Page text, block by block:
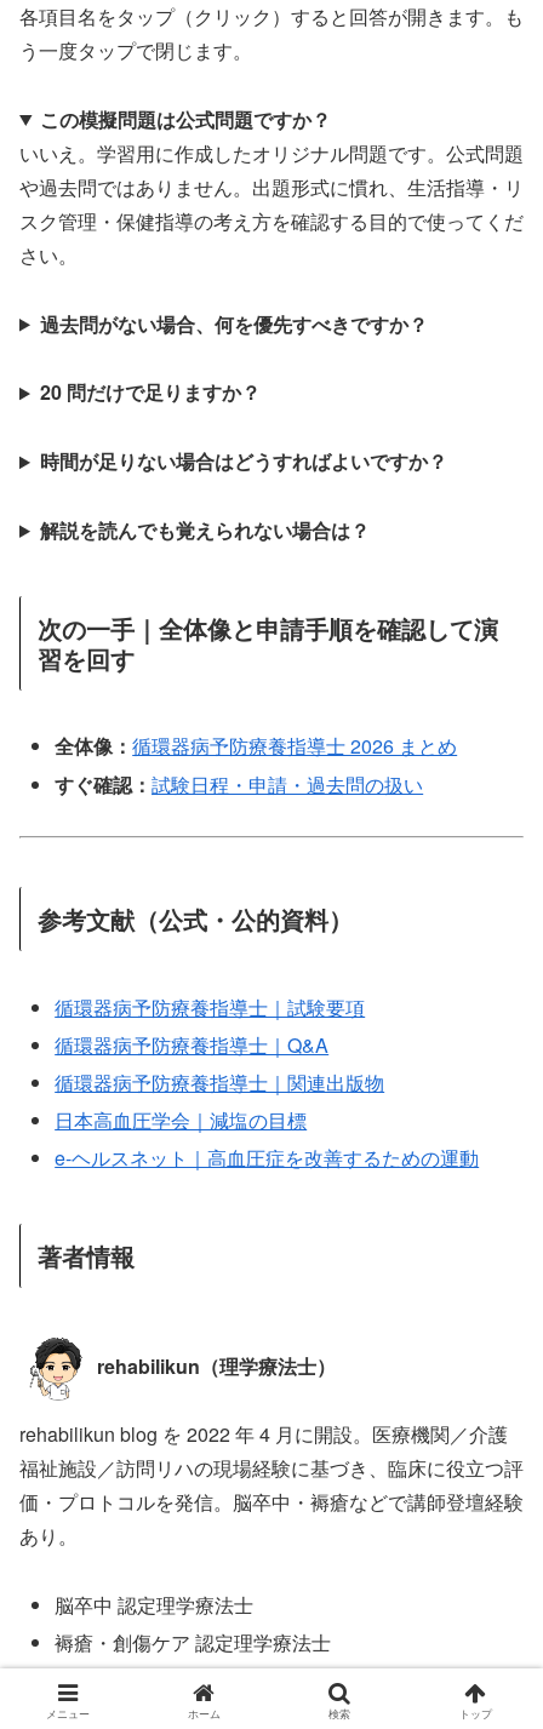
各項目名をタップ（クリック）すると回答が開きます。も
う一度タップで閉じます。
この模擬問題は公式問題ですか？
いいえ。学習用に作成したオリジナル問題です。公式問題
や過去問ではありません。出題形式に慣れ、生活指導・リ
スク管理・保健指導の考え方を確認する目的で使ってくだ
さい。
過去問がない場合、何を優先すべきですか？
20 問だけで足りますか？
時間が足りない場合はどうすればよいですか？
解説を読んでも覚えられない場合は？
次の一手｜全体像と申請手順を確認して演
習を回す
全体像：循環器病予防療養指導士 2026 まとめ
すぐ確認：試験日程・申請・過去問の扱い
参考文献（公式・公的資料）
循環器病予防療養指導士｜試験要項
循環器病予防療養指導士｜Q&A
循環器病予防療養指導士｜関連出版物
日本高血圧学会｜減塩の目標
e-ヘルスネット｜高血圧症を改善するための運動
著者情報
rehabilikun（理学療法士）
rehabilikun blog を 2022 年 4 月に開設。医療機関／介護
福祉施設／訪問リハの現場経験に基づき、臨床に役立つ評
価・プロトコルを発信。脳卒中・褥瘡などで講師登壇経験
あり。
脳卒中 認定理学療法士
褥瘡・創傷ケア 認定理学療法士
登録理学療法士
3 学会合同呼吸療法認定士
メニュー ホーム 検索 トップ